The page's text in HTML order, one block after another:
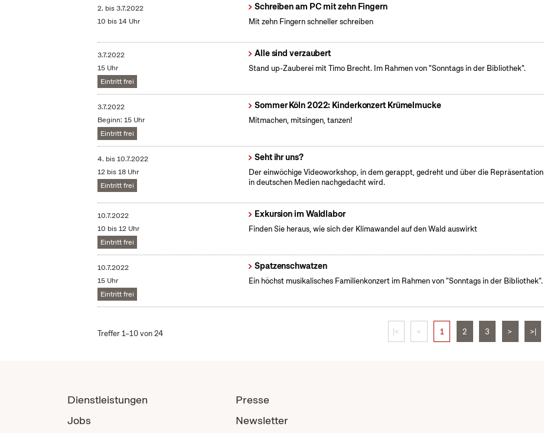
2. bis3.7.2022
10 bis 14 Uhr
Schreiben am PC mit zehn Fingern
Mit zehn Fingern schneller schreiben
3.7.2022
15 Uhr
Eintritt frei
Alle sind verzaubert
Stand up-Zauberei mit Timo Brecht. Im Rahmen von "Sonntags in der Bibliothek".
3.7.2022
Beginn: 15 Uhr
Eintritt frei
Sommer Köln 2022: Kinderkonzert Krümelmucke
Mitmachen, mitsingen, tanzen!
4. bis10.7.2022
12 bis 18 Uhr
Eintritt frei
Seht ihr uns?
Der einwöchige Videoworkshop, in dem gerappt, gedreht und über die Repräsentation
in deutschen Medien nachgedacht wird.
10.7.2022
10 bis 12 Uhr
Eintritt frei
Exkursion im Waldlabor
Finden Sie heraus, wie sich der Klimawandel auf den Wald auswirkt
10.7.2022
15 Uhr
Eintritt frei
Spatzenschwatzen
Ein höchst musikalisches Familienkonzert im Rahmen von "Sonntags in der Bibliothek".
Treffer 1–10 von 24 |< < 1 2 3 > >|
Dienstleistungen
Jobs
Presse
Newsletter